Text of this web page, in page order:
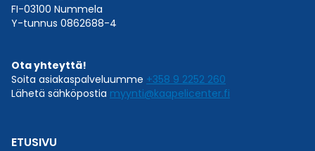
FI-03100 Nummela
Y-tunnus 0862688-4
Ota yhteyttä!
Soita asiakaspalveluumme +358 9 2252 260
Lähetä sähköpostia myynti@kaapelicenter.fi
ETUSIVU